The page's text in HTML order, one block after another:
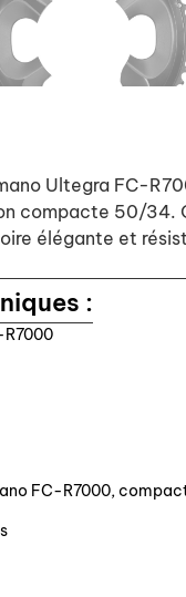
Ultegra FC-
compacte 50/
élégante et
:
FC-R7000,